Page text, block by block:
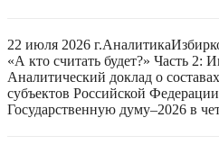
22 июля 2026 г.Аналитика
«А кто считать будет?» Часть 2:
Аналитический доклад о
субъектов Российской
Государственную думу–2026 в